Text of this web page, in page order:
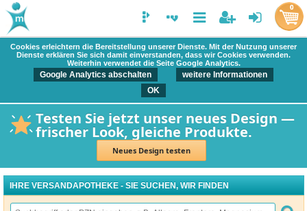
Cookies erleichtern die Bereitstellung unserer Dienste. Mit der Nutzung unserer
Dienste erklären Sie sich damit einverstanden, dass wir Cookies verwenden.
Weiterhin verwendet die Seite Google Analytics.
Google Analytics abschalten
weitere Informationen
OK
Testen Sie jetzt unser neues Design —
frischer Look, gleiche Produkte.
Neues Design testen
0
IHRE VERSANDAPOTHEKE - SIE SUCHEN, WIR FINDEN